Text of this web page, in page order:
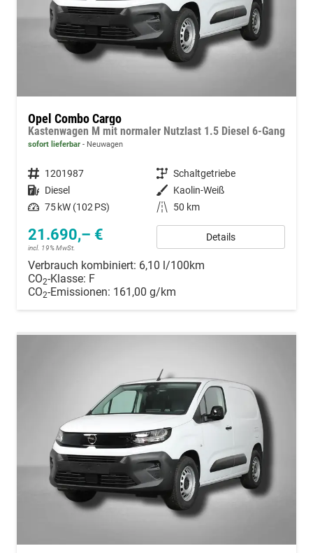
Opel Combo Cargo
Kastenwagen M mit normaler Nutzlast 1.5 Diesel 6-Gang
sofort lieferbar Neuwagen
Fahrzeugnummer 1201987 Getriebe Schaltgetriebe
Kraftstoff Diesel Außenfarbe Kaolin-Weiß
Leistung 75 kW (102 PS) Kilometerstand 50 km
21.690,– €
incl. 19% MwSt.
Details
Verbrauch kombiniert: 6,10 l/100km
CO2-Klasse: F
CO2-Emissionen: 161,00 g/km